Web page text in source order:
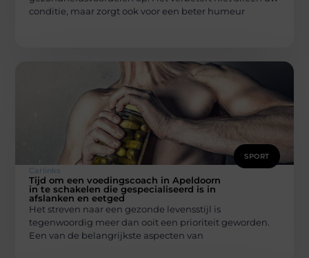
conditie, maar zorgt ook voor een beter humeur
SPORT
Carlinks
Tijd om een voedingscoach in Apeldoorn
in te schakelen die gespecialiseerd is in
afslanken en eetged
Het streven naar een gezonde levensstijl is
tegenwoordig meer dan ooit een prioriteit geworden.
Een van de belangrijkste aspecten van